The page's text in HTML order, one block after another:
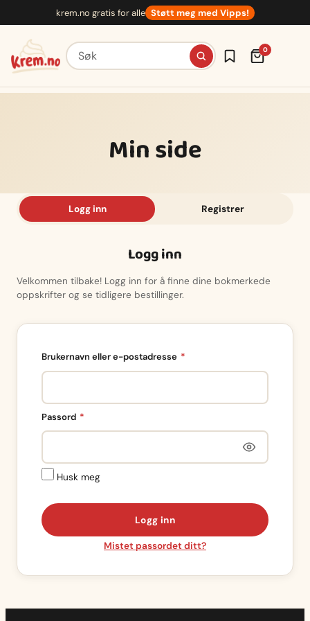
innhold
krem.no gratis for alle Støtt meg med Vipps!
Søk etter oppskrifter 0
Min side
Logg inn Registrer
Logg inn
Velkommen tilbake! Logg inn for å finne dine bokmerkede
oppskrifter og se tidligere bestillinger.
Brukernavn eller e-postadresse *
Passord *
Husk meg
Logg inn
Mistet passordet ditt?